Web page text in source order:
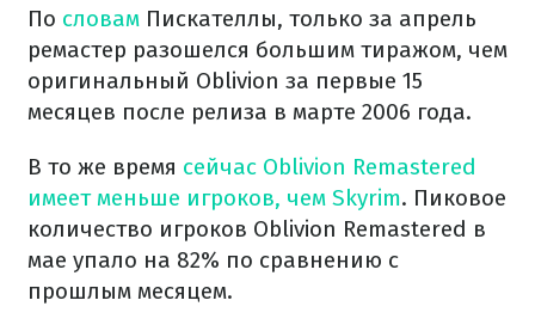
По словам Пискателлы, только за апрель
ремастер разошелся большим тиражом, чем
оригинальный Oblivion за первые 15
месяцев после релиза в марте 2006 года.
В то же время сейчас Oblivion Remastered
имеет меньше игроков, чем Skyrim. Пиковое
количество игроков Oblivion Remastered в
мае упало на 82% по сравнению с
прошлым месяцем.